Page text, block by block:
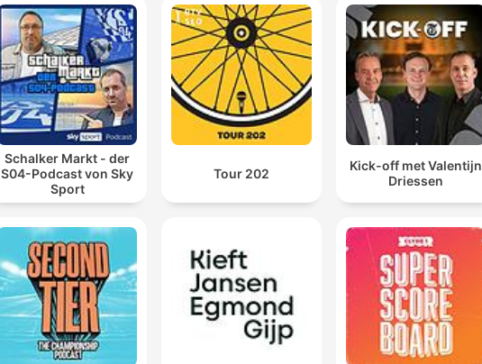
Schalker Markt - der
S04-Podcast von Sky
Sport
Tour 202
Kick-off met Valentijn
Driessen